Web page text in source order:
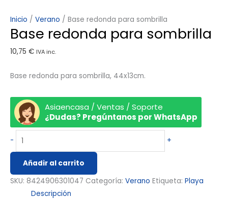
Inicio / Verano / Base redonda para sombrilla
Base redonda para sombrilla
10,75 € IVA inc.
Base redonda para sombrilla, 44x13cm.
Asiaencasa / Ventas / Soporte
¿Dudas? Pregúntanos por WhatsApp
- +
Añadir al carrito
SKU: 8424906301047 Categoría: Verano Etiqueta: Playa
Descripción